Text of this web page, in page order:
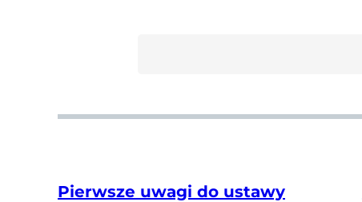
Pierwsze uwagi do ustawy